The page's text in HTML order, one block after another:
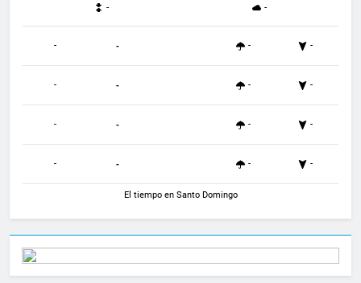
-
-
- - - -
- - - -
- - - -
- - - -
El tiempo en Santo Domingo